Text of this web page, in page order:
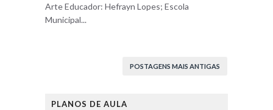
Arte Educador: Hefrayn Lopes; Escola
Municipal...
POSTAGENS MAIS ANTIGAS
PLANOS DE AULA